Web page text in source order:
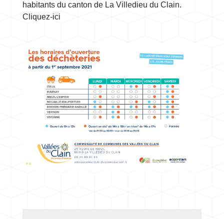
habitants du canton de La Villedieu du Clain.
Cliquez-ici